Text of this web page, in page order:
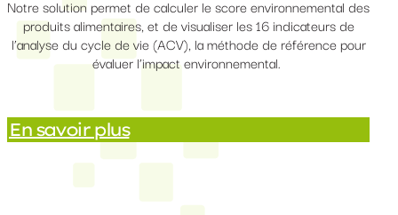
Notre solution permet de calculer le score environnemental des
produits alimentaires, et de visualiser les 16 indicateurs de
l’analyse du cycle de vie (ACV), la méthode de référence pour
évaluer l’impact environnemental.
En savoir plus